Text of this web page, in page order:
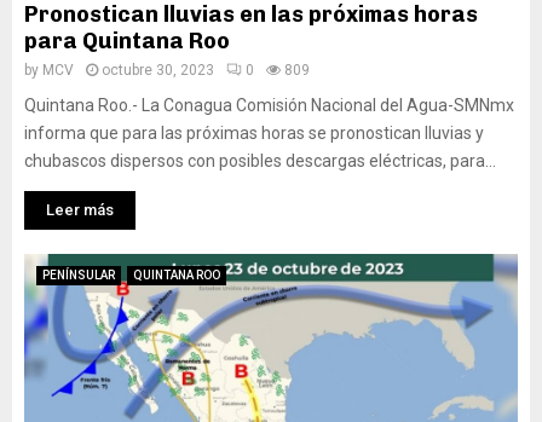
Pronostican lluvias en las próximas horas
para Quintana Roo
by MCV octubre 30, 2023 0 809
Quintana Roo.- La Conagua Comisión Nacional del Agua-SMNmx
informa que para las próximas horas se pronostican lluvias y
chubascos dispersos con posibles descargas eléctricas, para...
Leer más
PENÍNSULAR QUINTANA ROO